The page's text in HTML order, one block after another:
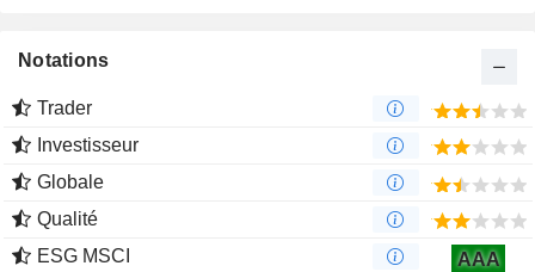
Notations
Trader
Investisseur
Globale
Qualité
ESG MSCI
AAA